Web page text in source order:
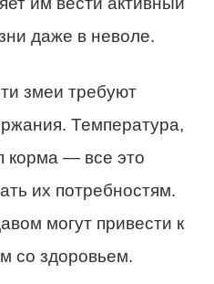
даже в неволе.
змеи требуют
Температура,
корма — все это
их потребностям.
могут привести к
со здоровьем.